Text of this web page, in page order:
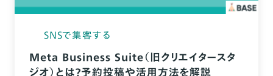
SNSで集客する
Meta Business Suite（旧クリエイタースタ
ジオ）とは？予約投稿や活用方法を解説